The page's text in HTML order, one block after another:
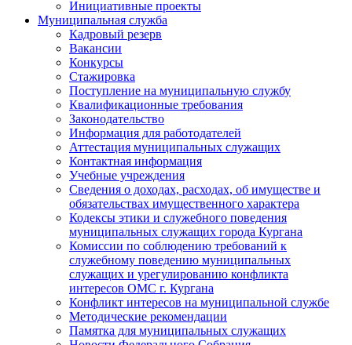
Инициативные проекты
Муниципальная служба
Кадровый резерв
Вакансии
Конкурсы
Стажировка
Поступление на муниципальную службу
Квалификационные требования
Законодательство
Информация для работодателей
Аттестация муниципальных служащих
Контактная информация
Учебные учреждения
Сведения о доходах, расходах, об имуществе и
обязательствах имущественного характера
Кодексы этики и служебного поведения
муниципальных служащих города Кургана
Комиссии по соблюдению требований к
служебному поведению муниципальных
служащих и урегулированию конфликта
интересов ОМС г. Кургана
Конфликт интересов на муниципальной службе
Методические рекомендации
Памятка для муниципальных служащих